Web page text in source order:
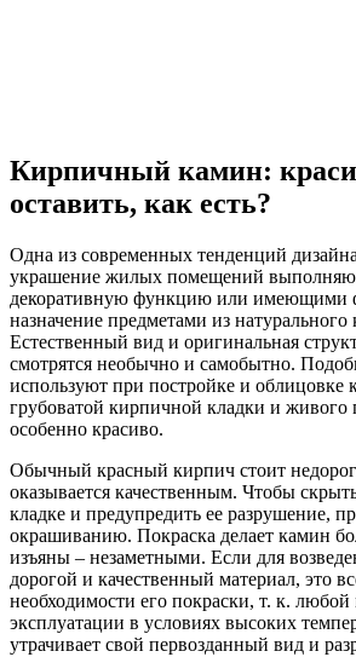
Кирпичный камин:
оставить, как есть?
Одна из современных тенденций
украшение жилых помещений
декоративную функцию или имеющими
назначение предметами из
Естественный вид и оригинальная
смотрятся необычно и самобытно.
используют при постройке и облицовке
грубоватой кирпичной кладки и живого
особенно красиво.
Обычный красный кирпич стоит
оказывается качественным. Чтобы
кладке и предупредить ее разрушение,
окрашиванию. Покраска делает камин
изъяны – незаметными. Если для
дорогой и качественный материал, это
необходимости его покраски, т. к. любой
эксплуатации в условиях высоких
утрачивает свой первозданный вид и